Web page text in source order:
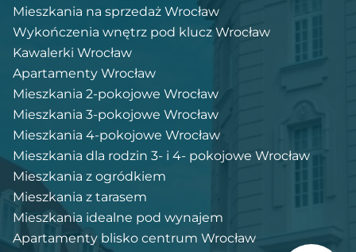
Mieszkania na sprzedaż Wrocław
Wykończenia wnętrz pod klucz Wrocław
Kawalerki Wrocław
Apartamenty Wrocław
Mieszkania 2-pokojowe Wrocław
Mieszkania 3-pokojowe Wrocław
Mieszkania 4-pokojowe Wrocław
Mieszkania dla rodzin 3- i 4- pokojowe Wrocław
Mieszkania z ogródkiem
Mieszkania z tarasem
Mieszkania idealne pod wynajem
Apartamenty blisko centrum Wrocław